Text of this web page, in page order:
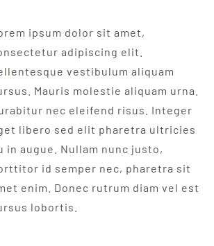
ipsum dolor sit amet,
adipiscing elit.
vestibulum aliquam
Mauris molestie aliquam urna.
nec eleifend risus. Integer
libero sed elit pharetra ultricies
in augue. Nullam nunc justo,
id semper nec, pharetra sit
enim. Donec rutrum diam vel est
lobortis.